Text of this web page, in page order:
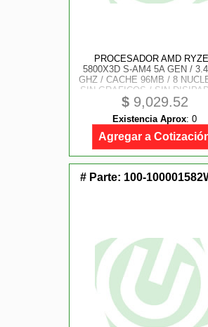
PROCESADOR AMD
5800X3D S-AM4 5A GEN /
GHZ / CACHE 96MB / 8
SIN GRAFICOS / SIN
GAMER MEDIO
$9,029.52
Existencia Aprox: 0
Agregar a
# Parte: 100-